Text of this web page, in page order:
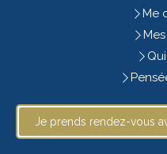
Me
Je prends rendez-vous